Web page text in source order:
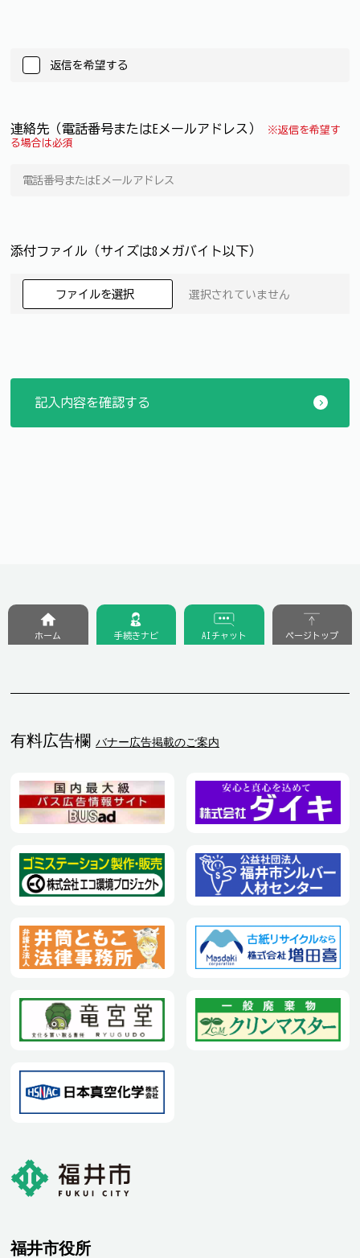
返信を希望する
連絡先（電話番号またはEメールアドレス）
※返信を希望す
る場合は必須
添付ファイル（サイズは8メガバイト以下）
ファイルを選択 選択されていません
有料広告欄 バナー広告掲載のご案内
ホーム 手続きナビ AIチャット ページトップ
福井市役所